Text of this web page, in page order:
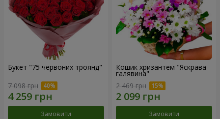
Букет "75 червоних троянд"
7 098 грн
Замовити
Кошик хризантем "Яскрава
галявина"
2 469 грн
Замовити